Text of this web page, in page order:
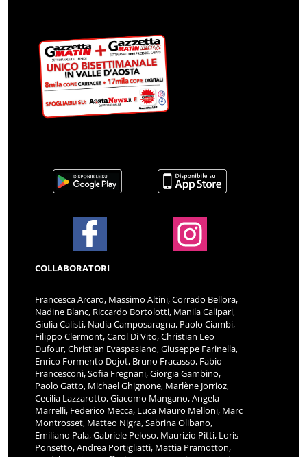
COLLABORATORI
Francesca Arcaro, Massimo Altini, Corrado Bellora,
Nadine Blanc, Riccardo Bortolotti, Manila Calipari,
Giulia Calisti, Nadia Camposaragna, Paolo Ciambi,
Filippo Clermont, Carol Di Vito, Christian Leo
Dufour, Christian Evaspasiano, Giuseppe Farinella,
Enrico Formento Dojot, Bruno Fracasso, Fabio
Francesconi, Sofia Fregnani, Giorgia Gambino,
Paolo Gatto, Michael Ghignone, Marlène Jorrioz,
Cecilia Lazzarotto, Giacomo Mangano, Angela
Marrelli, Federico Mecca, Luca Mauro Melloni, Marc
Montrosset, Matteo Nigra, Sabrina Olibano,
Emiliano Pala, Gabriele Peloso, Maurizio Pitti, Loris
Ponsetto, Andrea Portigliatti, Mattia Pramotton,